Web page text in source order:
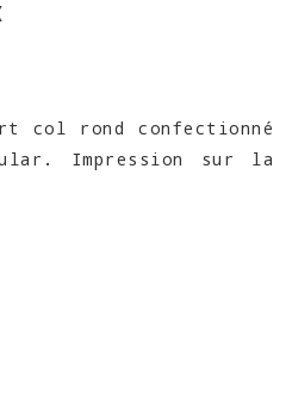
col rond confectionné
Impression sur la